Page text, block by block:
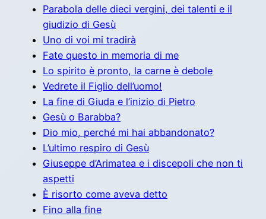
Parabola delle dieci vergini, dei talenti e il
giudizio di Gesù
Uno di voi mi tradirà
Fate questo in memoria di me
Lo spirito è pronto, la carne è debole
Vedrete il Figlio dell’uomo!
La fine di Giuda e l’inizio di Pietro
Gesù o Barabba?
Dio mio, perché mi hai abbandonato?
L’ultimo respiro di Gesù
Giuseppe d’Arimatea e i discepoli che non ti
aspetti
È risorto come aveva detto
Fino alla fine